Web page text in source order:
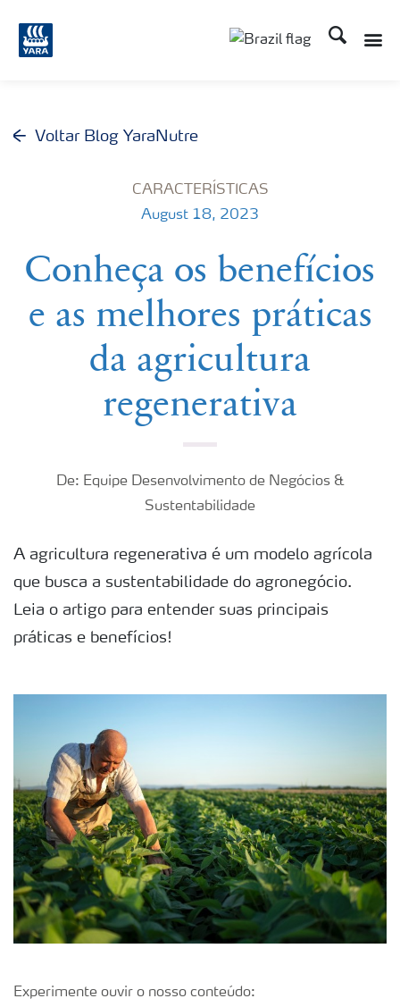
Busca
Voltar Blog YaraNutre
CARACTERÍSTICAS
August 18, 2023
Conheça os benefícios
e as melhores práticas
da agricultura
regenerativa
De: Equipe Desenvolvimento de Negócios &
Sustentabilidade
A agricultura regenerativa é um modelo agrícola
que busca a sustentabilidade do agronegócio.
Leia o artigo para entender suas principais
práticas e benefícios!
Experimente ouvir o nosso conteúdo: